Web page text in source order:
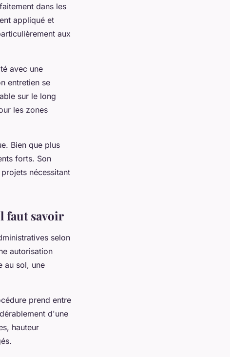
dans les
appliqué et
aux
avec une
entretien se
sur le long
les zones
Bien que plus
forts. Son
nécessitant
faut savoir
selon
autorisation
au sol, une
prend entre
d'une
hauteur